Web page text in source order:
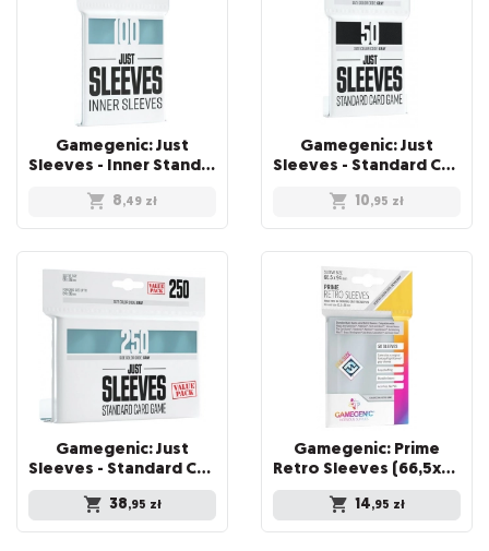
Gamegenic: Just
Sleeves - Inner Standard Card Game Sleeves (64x89 mm), 100 sztuk
8,49 zł
Gamegenic: Just
Sleeves - Standard Card Game Sleeves (66x91 mm), Czarne, 50 sztuk
10,95 zł
Gamegenic: Just
Sleeves - Standard Card Game Sleeves (66x92 mm) - Value Pack, 250 sztuk
38,95 zł
Gamegenic: Prime
Retro Sleeves (66,5x94 mm) 50 sztuk, Clear
14,95 zł